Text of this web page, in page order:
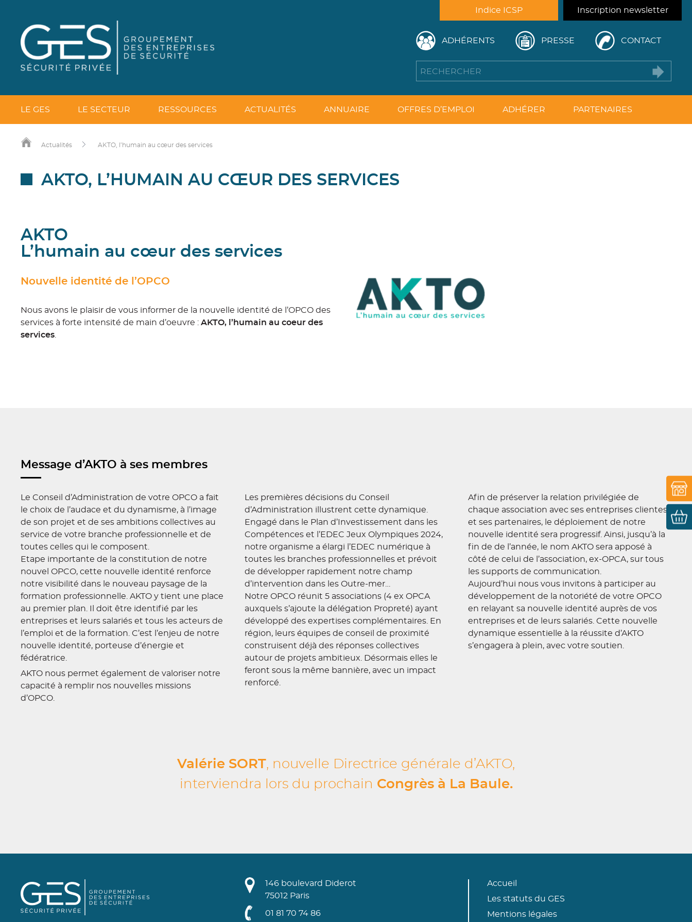
ADHÉRENTS PRESSE CONTACT
Indice ICSP Inscription newsletter
LE GES LE SECTEUR RESSOURCES ACTUALITÉS ANNUAIRE OFFRES D’EMPLOI ADHÉRER PARTENAIRES
Actualités AKTO, l’humain au cœur des services
AKTO, L’HUMAIN AU CŒUR DES SERVICES
AKTO
L’humain au cœur des services
Nouvelle identité de l’OPCO
Nous avons le plaisir de vous informer de la nouvelle identité de l’OPCO des
services à forte intensité de main d’oeuvre : AKTO, l’humain au coeur des
services
Message d’AKTO à ses membres
Le Conseil d’Administration de votre OPCO a fait
le choix de l’audace et du dynamisme, à l’image
de son projet et de ses ambitions collectives au
service de votre branche professionnelle et de
toutes celles qui le composent.
Etape importante de la constitution de notre
nouvel OPCO, cette nouvelle identité renforce
notre visibilité dans le nouveau paysage de la
formation professionnelle. AKTO y tient une place
au premier plan. Il doit être identifié par les
entreprises et leurs salariés et tous les acteurs de
l’emploi et de la formation. C’est l’enjeu de notre
nouvelle identité, porteuse d’énergie et
fédératrice.
AKTO nous permet également de valoriser notre
capacité à remplir nos nouvelles missions
d’OPCO.
Les premières décisions du Conseil
d’Administration illustrent cette dynamique.
Engagé dans le Plan d’Investissement dans les
Compétences et l’EDEC Jeux Olympiques 2024,
notre organisme a élargi l’EDEC numérique à
toutes les branches professionnelles et prévoit
de développer rapidement notre champ
d’intervention dans les Outre-mer…
Notre OPCO réunit 5 associations (4 ex OPCA
auxquels s’ajoute la délégation Propreté) ayant
développé des expertises complémentaires. En
région, leurs équipes de conseil de proximité
construisent déjà des réponses collectives
autour de projets ambitieux. Désormais elles le
feront sous la même bannière, avec un impact
renforcé.
Afin de préserver la relation privilégiée de
chaque association avec ses entreprises clientes
et ses partenaires, le déploiement de notre
nouvelle identité sera progressif. Ainsi, jusqu’à la
fin de de l’année, le nom AKTO sera apposé à
côté de celui de l’association, ex-OPCA, sur tous
les supports de communication.
Aujourd’hui nous vous invitons à participer au
développement de la notoriété de votre OPCO
en relayant sa nouvelle identité auprès de vos
entreprises et de leurs salariés. Cette nouvelle
dynamique essentielle à la réussite d’AKTO
s’engagera à plein, avec votre soutien.
Valérie SORT, nouvelle Directrice générale d’AKTO,
interviendra lors du prochain Congrès à La Baule.
146 boulevard Diderot
75012 Paris
01 81 70 74 86
Accueil
Les statuts du GES
Mentions légales